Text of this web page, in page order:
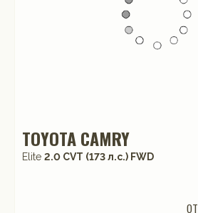
TOYOTA CAMRY
Elite 2.0 CVT (173 л.с.) FWD
от